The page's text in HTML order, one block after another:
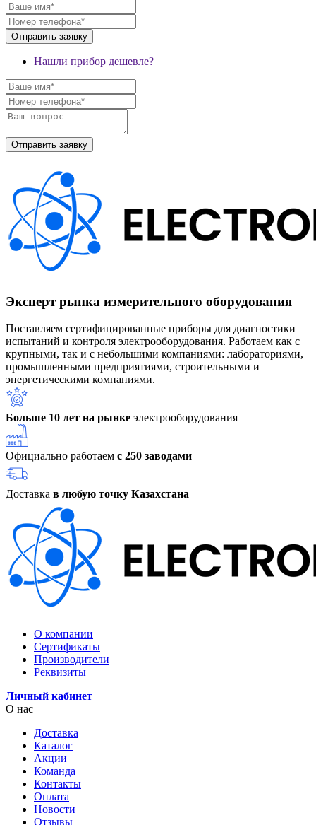
Нашли прибор дешевле?
Эксперт рынка измерительного оборудования
Поставляем сертифицированные приборы для диагностики
испытаний и контроля электрооборудования. Работаем как с
крупными, так и с небольшими компаниями: лабораториями,
промышленными предприятиями, строительными и
энергетическими компаниями.
Больше 10 лет на рынке электрооборудования
Официально работаем с 250 заводами
Доставка в любую точку Казахстана
О компании
Сертификаты
Производители
Реквизиты
Личный кабинет
О нас
Доставка
Каталог
Акции
Команда
Контакты
Оплата
Новости
Отзывы